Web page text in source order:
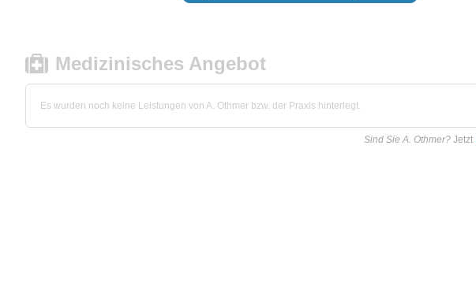
Medizinisches Angebot
Es wurden noch keine Leistungen von A. Othmer bzw. der Praxis hinterlegt.
Sind Sie A. Othmer? Jetzt